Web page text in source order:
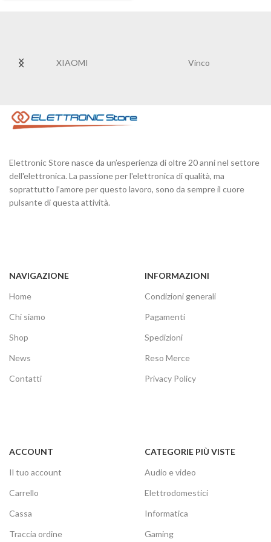
XIAOMI Vinco
Elettronic Store nasce da un’esperienza di oltre 20 anni nel settore
dell'elettronica. La passione per l'elettronica di qualità, ma
soprattutto l’amore per questo lavoro, sono da sempre il cuore
pulsante di questa attività.
NAVIGAZIONE
Home
Chi siamo
Shop
News
Contatti
INFORMAZIONI
Condizioni generali
Pagamenti
Spedizioni
Reso Merce
Privacy Policy
ACCOUNT
Il tuo account
Carrello
Cassa
Traccia ordine
CATEGORIE PIÙ VISTE
Audio e video
Elettrodomestici
Informatica
Gaming